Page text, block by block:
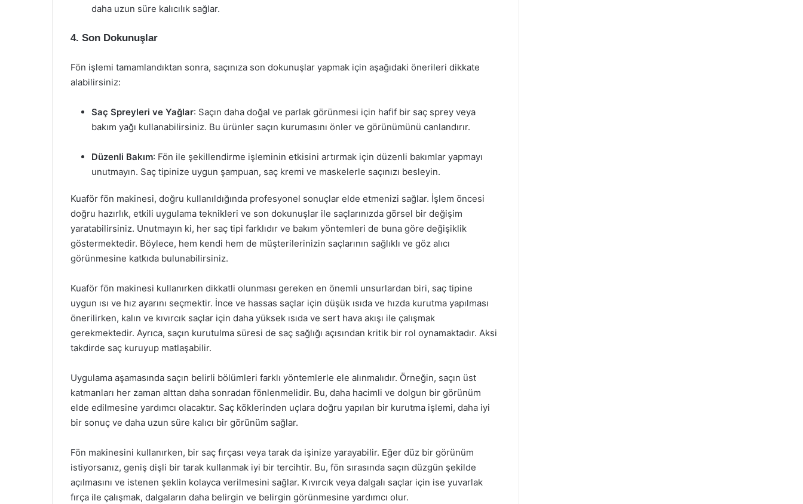
daha uzun süre kalıcılık sağlar.
4. Son Dokunuşlar
Fön işlemi tamamlandıktan sonra, saçınıza son dokunuşlar yapmak için aşağıdaki önerileri dikkate
alabilirsiniz:
Saç Spreyleri ve Yağlar: Saçın daha doğal ve parlak görünmesi için hafif bir saç sprey veya
bakım yağı kullanabilirsiniz. Bu ürünler saçın kurumasını önler ve görünümünü canlandırır.
Düzenli Bakım: Fön ile şekillendirme işleminin etkisini artırmak için düzenli bakımlar yapmayı
unutmayın. Saç tipinize uygun şampuan, saç kremi ve maskelerle saçınızı besleyin.
Kuaför fön makinesi, doğru kullanıldığında profesyonel sonuçlar elde etmenizi sağlar. İşlem öncesi
doğru hazırlık, etkili uygulama teknikleri ve son dokunuşlar ile saçlarınızda görsel bir değişim
yaratabilirsiniz. Unutmayın ki, her saç tipi farklıdır ve bakım yöntemleri de buna göre değişiklik
göstermektedir. Böylece, hem kendi hem de müşterilerinizin saçlarının sağlıklı ve göz alıcı
görünmesine katkıda bulunabilirsiniz.
Kuaför fön makinesi kullanırken dikkatli olunması gereken en önemli unsurlardan biri, saç tipine
uygun ısı ve hız ayarını seçmektir. İnce ve hassas saçlar için düşük ısıda ve hızda kurutma yapılması
önerilirken, kalın ve kıvırcık saçlar için daha yüksek ısıda ve sert hava akışı ile çalışmak
gerekmektedir. Ayrıca, saçın kurutulma süresi de saç sağlığı açısından kritik bir rol oynamaktadır. Aksi
takdirde saç kuruyup matlaşabilir.
Uygulama aşamasında saçın belirli bölümleri farklı yöntemlerle ele alınmalıdır. Örneğin, saçın üst
katmanları her zaman alttan daha sonradan fönlenmelidir. Bu, daha hacimli ve dolgun bir görünüm
elde edilmesine yardımcı olacaktır. Saç köklerinden uçlara doğru yapılan bir kurutma işlemi, daha iyi
bir sonuç ve daha uzun süre kalıcı bir görünüm sağlar.
Fön makinesini kullanırken, bir saç fırçası veya tarak da işinize yarayabilir. Eğer düz bir görünüm
istiyorsanız, geniş dişli bir tarak kullanmak iyi bir tercihtir. Bu, fön sırasında saçın düzgün şekilde
açılmasını ve istenen şeklin kolayca verilmesini sağlar. Kıvırcık veya dalgalı saçlar için ise yuvarlak
fırça ile çalışmak, dalgaların daha belirgin ve belirgin görünmesine yardımcı olur.